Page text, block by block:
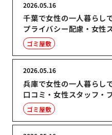
千葉で女性の一人暮らし
プライバシー配慮・女性
2026.05.16
ゴミ屋敷
兵庫で女性の一人暮らし
口コミ・女性スタッフ・
2026.05.16
ゴミ屋敷